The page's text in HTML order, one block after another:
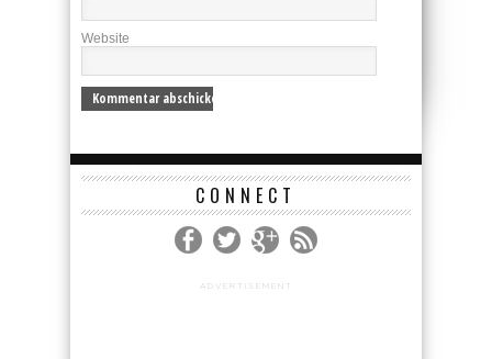
Website
CONNECT
ADVERTISEMENT